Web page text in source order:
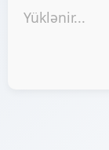
Yüklənir...